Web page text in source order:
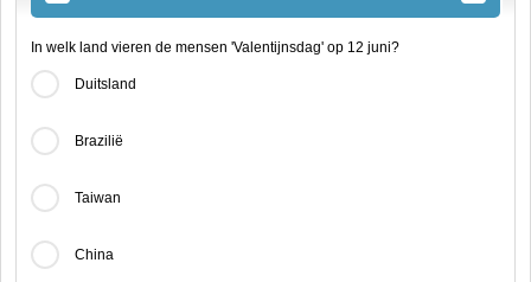
In welk land vieren de mensen 'Valentijnsdag' op 12 juni?
Duitsland
Brazilië
Taiwan
China